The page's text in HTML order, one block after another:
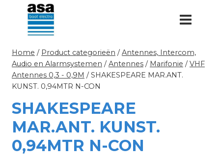
Doorgaan
inhoud
Home / Product categorieën / Antennes, Intercom,
Audio en Alarmsystemen / Antennes / Marifonie / VHF
Antennes 0,3 - 0,9M / SHAKESPEARE MAR.ANT.
KUNST. 0,94MTR N-CON
SHAKESPEARE
MAR.ANT. KUNST.
0,94MTR N-CON